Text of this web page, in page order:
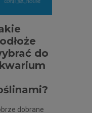
do
dobrane